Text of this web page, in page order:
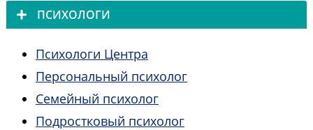
ПСИХОЛОГИ
Психологи Центра
Персональный психолог
Семейный психолог
Подростковый психолог